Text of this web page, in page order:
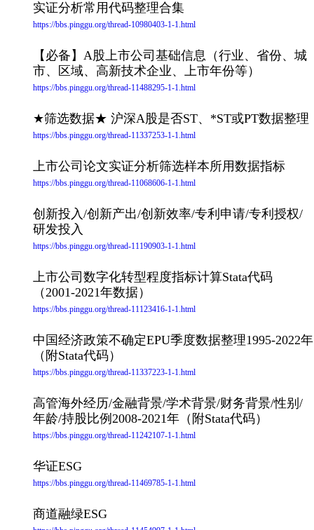
实证分析常用代码整理合集
https://bbs.pinggu.org/thread-10980403-1-1.html
【必备】A股上市公司基础信息（行业、省份、城
市、区域、高新技术企业、上市年份等）
https://bbs.pinggu.org/thread-11488295-1-1.html
★筛选数据★ 沪深A股是否ST、*ST或PT数据整理
https://bbs.pinggu.org/thread-11337253-1-1.html
上市公司论文实证分析筛选样本所用数据指标
https://bbs.pinggu.org/thread-11068606-1-1.html
创新投入/创新产出/创新效率/专利申请/专利授权/
研发投入
https://bbs.pinggu.org/thread-11190903-1-1.html
上市公司数字化转型程度指标计算Stata代码
（2001-2021年数据）
https://bbs.pinggu.org/thread-11123416-1-1.html
中国经济政策不确定EPU季度数据整理1995-2022年
（附Stata代码）
https://bbs.pinggu.org/thread-11337223-1-1.html
高管海外经历/金融背景/学术背景/财务背景/性别/
年龄/持股比例2008-2021年（附Stata代码）
https://bbs.pinggu.org/thread-11242107-1-1.html
华证ESG
https://bbs.pinggu.org/thread-11469785-1-1.html
商道融绿ESG